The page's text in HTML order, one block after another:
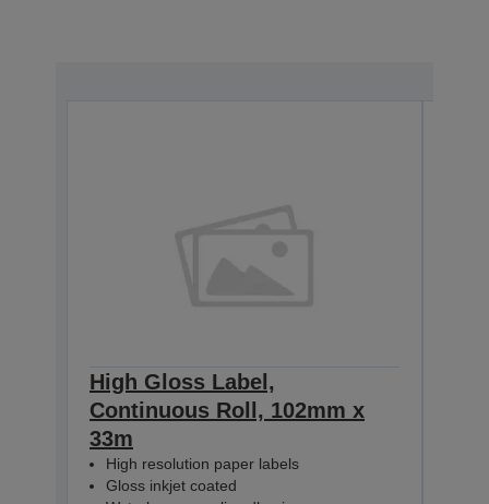
High Gloss Label,
Continuous Roll, 102mm x
33m
High resolution paper labels
Gloss inkjet coated